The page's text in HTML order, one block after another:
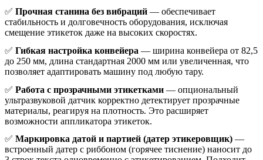
✅ Прочная станина без вибраций — обеспечивает
стабильность и долговечность оборудования, исключая
смещение этикеток даже на высоких скоростях.
✅ Гибкая настройка конвейера — ширина конвейера от 82,5
до 250 мм, длина стандартная 2000 мм или увеличенная, что
позволяет адаптировать машину под любую тару.
✅ Работа с прозрачными этикетками — опциональный
ультразвуковой датчик корректно детектирует прозрачные
материалы, реагируя на плотность. Это расширяет
возможности аппликатора этикеток.
✅ Маркировка датой и партией (датер этикеровщик) —
встроенный датер с риббоном (горячее тиснение) наносит до